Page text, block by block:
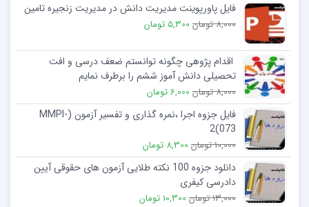
فایل پاورپوینت مدیریت دانش در مدیریت زنجیره تامین
8,000 تومان 5,300 تومان
اقدام پژوهی چگونه توانستم ضعف درسی و افت
تحصیلی دانش آموز ششم را برطرف نمایم
8,000 تومان 6,000 تومان
فایل جزوه اجرا ،نمره گذاری و تفسیر آزمون (MMPI-
2(073
10,000 تومان 8,300 تومان
دانلود جزوه 100 نکته طلایی آزمون های حقوقی آیین
دادرسی کیفری
13,000 تومان 10,300 تومان